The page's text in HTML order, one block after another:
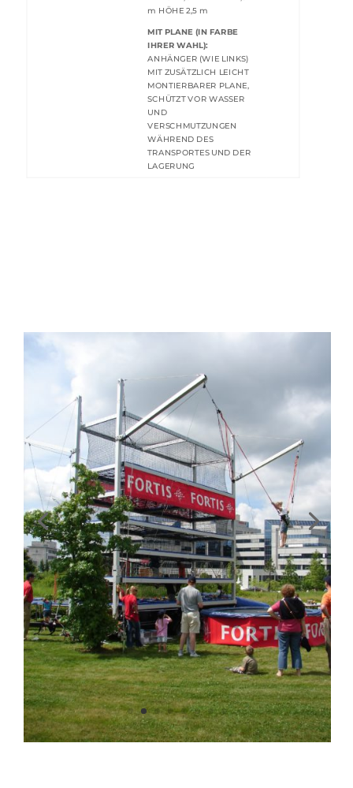
m HÖHE 2,5 m
MIT PLANE (IN FARBE
IHRER WAHL):
ANHÄNGER (WIE LINKS)
MIT ZUSÄTZLICH LEICHT
MONTIERBARER PLANE,
SCHÜTZT VOR WASSER
UND
VERSCHMUTZUNGEN
WÄHREND DES
TRANSPORTES UND DER
LAGERUNG